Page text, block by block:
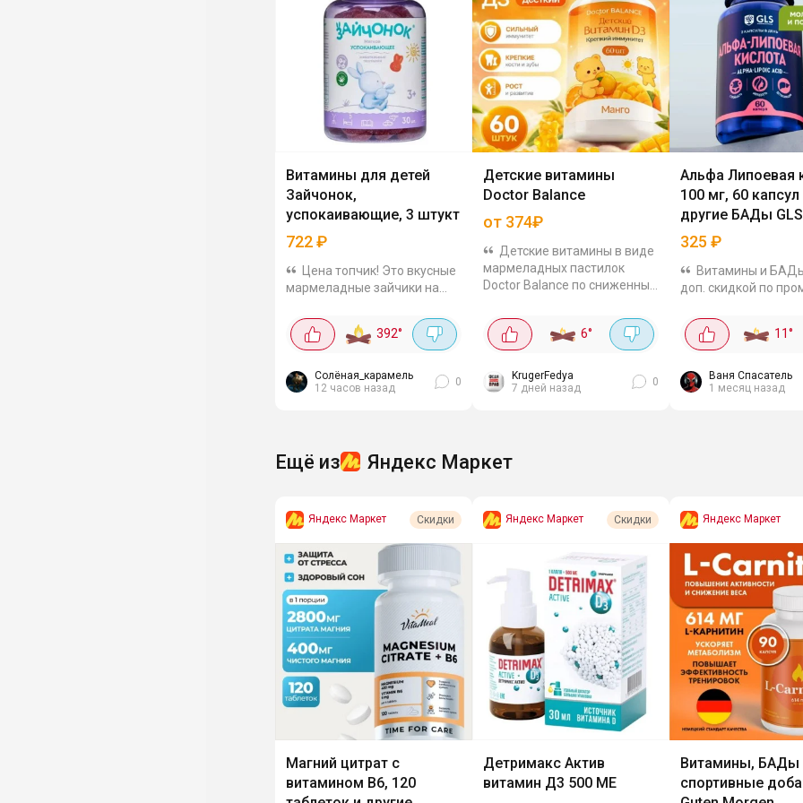
Витамины для детей
Зайчонок,
успокаивающие, 3 штукт
722₽
Цена топчик! Это вкусные
мармеладные зайчики на
яблока и вишни с мягким
успокаивающим действием
для детей от 3 лет. В составе
комплекса...
392°
Солёная_карамель
12 часов назад
0
Детские витамины
Doctor Balance
от 374₽
Детские витамины в виде
мармеладных пастилок
Doctor Balance по сниженным
скидкой по коду. Например в
ассортименте есть: Комплекс
для спокойствия,...
6°
KrugerFedya
7 дней назад
0
Альфа Липоевая
100 мг, 60 капсул
другие БАДы GLS
325₽
Витамины и БАДы
доп. скидкой по
восполнения и
организма. Так мощный
антиоксидант Альфа
Липоевая кислота
60...
11°
Ваня Спасатель
1 месяц назад
Ещё из Яндекс Маркет
Яндекс Маркет Скидки
Магний цитрат с
витамином В6, 120
Яндекс Маркет Скидки
Детримакс Актив
витамин Д3 500 МЕ
Яндекс Маркет
Витамины, БАДы
спортивные